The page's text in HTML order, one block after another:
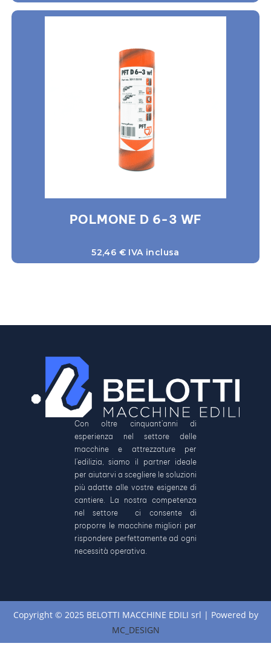
POLMONE D 6-3 WF
52,46 € IVA inclusa
Con oltre cinquant’anni di
esperienza nel settore delle
macchine e attrezzature per
l’edilizia, siamo il partner ideale
per aiutarvi a scegliere le soluzioni
più adatte alle vostre esigenze di
cantiere. La nostra competenza
nel settore ci consente di
proporre le macchine migliori per
rispondere perfettamente ad ogni
necessità operativa.
Copyright © 2025 BELOTTI MACCHINE EDILI srl | Powered by
MC_DESIGN